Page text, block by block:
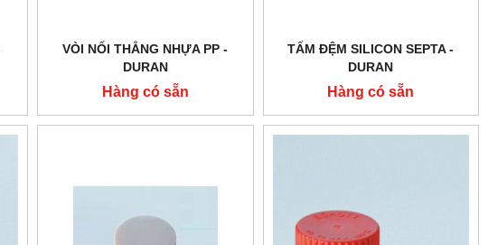
VÒI NỐI THẲNG NHỰA PP -
DURAN
Hàng có sẵn
TẤM ĐỆM SILICON SEPTA -
DURAN
Hàng có sẵn